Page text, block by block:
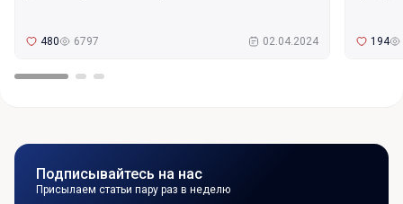
480 6797 02.04.2024 194
Подписывайтесь на нас
Присылаем статьи пару раз в неделю